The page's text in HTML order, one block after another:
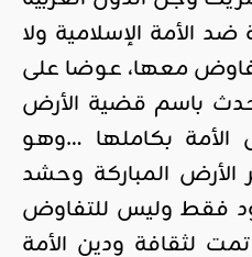
الأمة الإسلامية ولا
معها، عوضا على
باسم قضية الأرض
الأمة بكاملها …وهو
المباركة وحشد
فقط وليس للتفاوض
لثقافة ودين الأمة